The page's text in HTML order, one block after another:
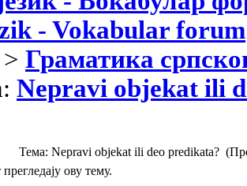
- Vokabular forum
> Граматика
Nepravi objekat ili
Тема: Nepravi objekat ili deo predikata?
ову тему.